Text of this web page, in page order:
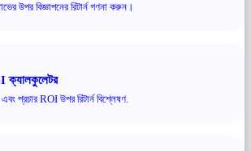
উপর বিজ্ঞাপনের রিটার্ন গণনা করুন।
ক্যালকুলেটর
প্রচার ROI উপর রিটার্ন বিশ্লেষণ.